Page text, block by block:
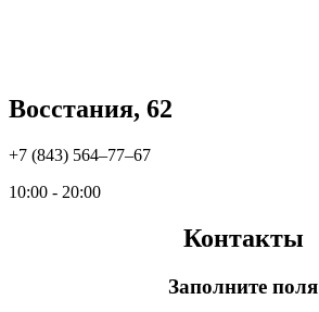
Восстания, 62
+7 (843) 564‒77‒67
10:00 - 20:00
Контакты
Заполните поля